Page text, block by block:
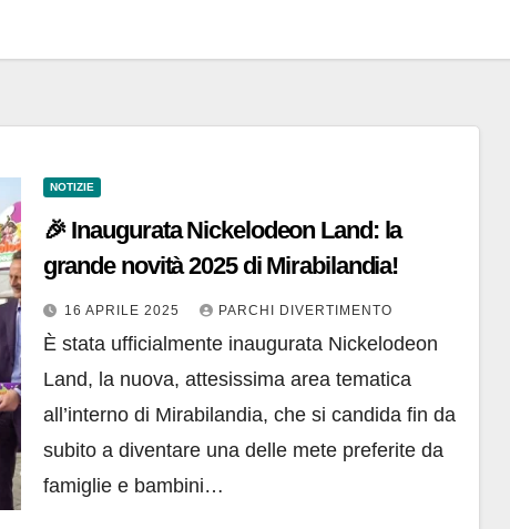
NOTIZIE
🎉 Inaugurata Nickelodeon Land: la
grande novità 2025 di Mirabilandia!
16 APRILE 2025 PARCHI DIVERTIMENTO
È stata ufficialmente inaugurata Nickelodeon
Land, la nuova, attesissima area tematica
all’interno di Mirabilandia, che si candida fin da
subito a diventare una delle mete preferite da
famiglie e bambini…